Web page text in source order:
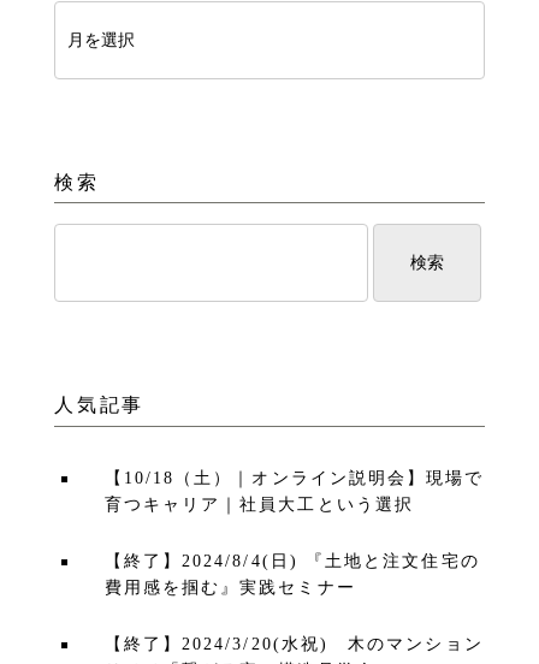
検索
人気記事
【10/18（土）｜オンライン説明会】現場で
育つキャリア｜社員大工という選択
【終了】2024/8/4(日) 『土地と注文住宅の
費用感を掴む』実践セミナー
【終了】2024/3/20(水祝) 木のマンション